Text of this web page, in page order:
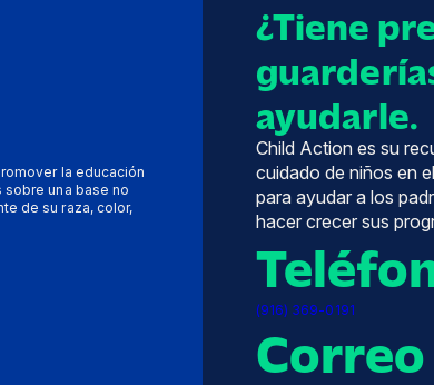
la educación
una base no
de su raza, color,
¿Tiene
ayudarle.
Child Action es su
cuidado de niños en
para ayudar a los
hacer crecer sus
(916) 369-0191